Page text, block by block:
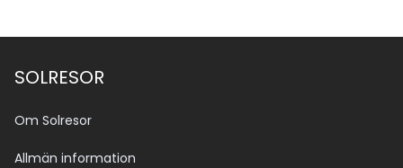
SOLRESOR
Om Solresor
Allmän information